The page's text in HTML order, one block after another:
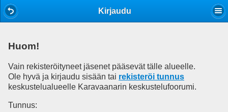
Kirjaudu
Huom!
Vain rekisteröityneet jäsenet pääsevät tälle alueelle.
Ole hyvä ja kirjaudu sisään tai rekisteröi tunnus
keskustelualueelle Karavaanarin keskustelufoorumi.
Tunnus: